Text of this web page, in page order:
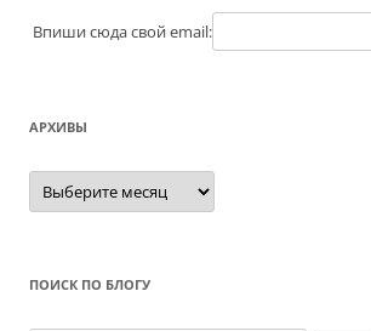
Впиши сюда свой email:
АРХИВЫ
Архивы
ПОИСК ПО БЛОГУ